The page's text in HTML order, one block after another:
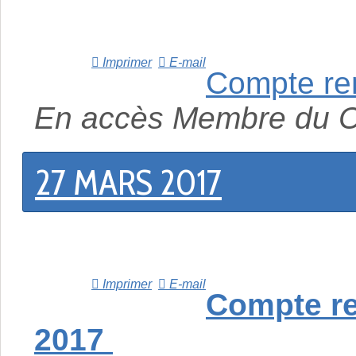
Imprimer E-mail
Compte
En accès Membre du
27 MARS 2017
Imprimer E-mail
Compte
2017